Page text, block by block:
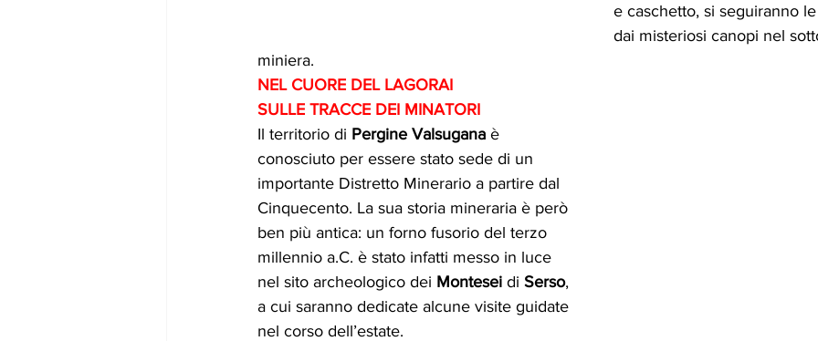
e caschetto, si seguiranno
dai misteriosi canopi nel
miniera.
NEL CUORE DEL LAGORAI
SULLE TRACCE DEI MINATORI
Il territorio di Pergine Valsugana è
conosciuto per essere stato sede di un
importante Distretto Minerario a partire dal
Cinquecento. La sua storia mineraria è però
ben più antica: un forno fusorio del terzo
millennio a.C. è stato infatti messo in luce
nel sito archeologico dei Montesei di Serso,
a cui saranno dedicate alcune visite guidate
nel corso dell’estate.